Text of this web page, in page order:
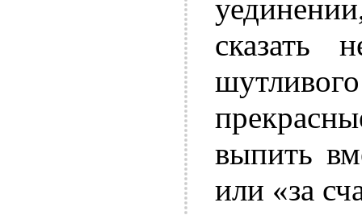
сказать
выпить
или «за